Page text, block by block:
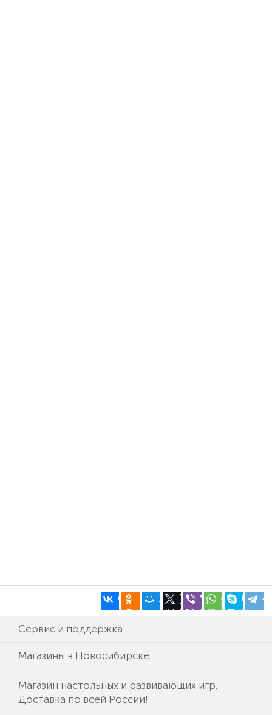
Сервис и поддержка
Магазины в Новосибирске
Магазин настольных и развивающих игр.
Доставка по всей России!